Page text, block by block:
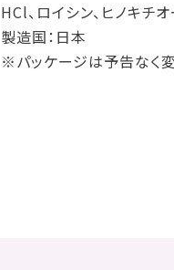
HCl、ロイシン、ヒノキチ
製造国：日本
※パッケージは予告なく